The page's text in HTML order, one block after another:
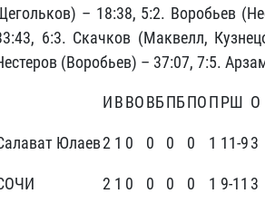
– 18:38, 5:2. Воробьев
6:3. Скачков (Маквелл,
(Воробьев) – 37:07, 7:5.
ИВВОВБПБПОПРШ О
Юлаев2 1 0 0 0 0 1 11-93
2 1 0 0 0 0 1 9-11 3